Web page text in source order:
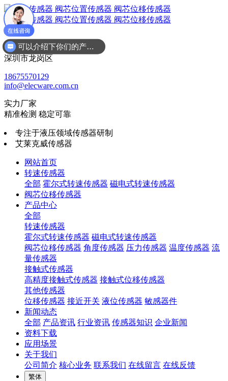
广东省
深圳市龙岗区
18675570129
info@elecware.com.cn
实力厂家
精准检测 稳定可靠
专注于液压领域传感器研制
艾莱克威传感器
网站首页
转速传感器
全部 霍尔式转速传感器 磁电式转速传感器
阀芯位移传感器
产品中心
全部
转速传感器
霍尔式转速传感器 磁电式转速传感器
阀芯位移传感器 角度传感器 压力传感器 温度传感器 流
量传感器
接触式传感器
高精度接触式传感器 接触式位移传感器
其他传感器
位移传感器 接近开关 液位传感器 敏感器件
新闻动态
全部 产品资讯 行业资讯 传感器知识 企业新闻
资料下载
应用场景
关于我们
公司简介 核心业务 联系我们 在线留言 在线反馈
繁体
可以介绍下你们的产品么